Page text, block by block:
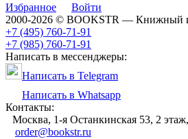
Избранное
Войти
2000-2026 © BOOKSTR — Книжный
+7 (495) 760-71-91
+7 (985) 760-71-91
Написать в мессенджеры:
Написать в Telegram
Написать в Whatsapp
Контакты:
Москва, 1-я Останкинская 53, 2
order@bookstr.ru